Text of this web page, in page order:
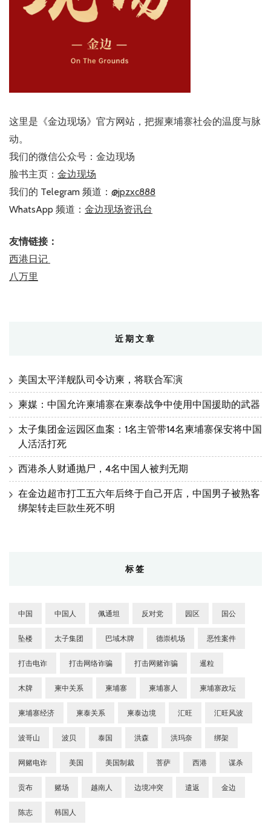
这里是《金边现场》官方网站，把握柬埔寨社会的温度与脉
动。
我们的微信公众号：金边现场
脸书主页： 金边现场
我们的 Telegram 频道： @jpzxc888
WhatsApp 频道： 金边现场资讯台
友情链接：
西港日记
八万里
近期文章
美国太平洋舰队司令访柬，将联合军演
柬媒：中国允许柬埔寨在柬泰战争中使用中国援助的武器
太子集团金运园区血案：1名主管带14名柬埔寨保安将中国
人活活打死
西港杀人财通抛尸，4名中国人被判无期
在金边超市打工五六年后终于自己开店，中国男子被熟客
绑架转走巨款生死不明
标签
中国 中国人 佩通坦 反对党 园区 国公
坠楼 太子集团 巴域木牌 德崇机场 恶性案件
打击电诈 打击网络诈骗 打击网赌诈骗 暹粒
木牌 柬中关系 柬埔寨 柬埔寨人 柬埔寨政坛
柬埔寨经济 柬泰关系 柬泰边境 汇旺 汇旺风波
波哥山 波贝 泰国 洪森 洪玛奈 绑架
网赌电诈 美国 美国制裁 菩萨 西港 谋杀
贡布 赌场 越南人 边境冲突 遣返 金边
陈志 韩国人